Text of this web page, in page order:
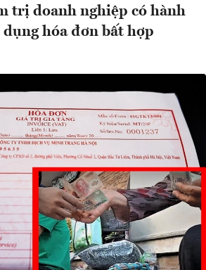
trị doanh nghiệp có hành
dụng hóa đơn bất hợp